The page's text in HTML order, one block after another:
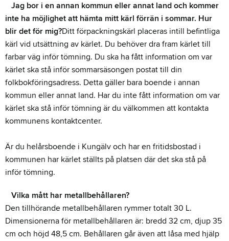
Jag bor i en annan kommun eller annat land och kommer
inte ha möjlighet att hämta mitt kärl förrän i sommar. Hur
blir det för mig?Ditt förpackningskärl placeras intill befintliga
kärl vid utsättning av kärlet. Du behöver dra fram kärlet till
farbar väg inför tömning. Du ska ha fått information om var
kärlet ska stå inför sommarsäsongen postat till din
folkbokföringsadress. Detta gäller bara boende i annan
kommun eller annat land. Har du inte fått information om var
kärlet ska stå inför tömning är du välkommen att kontakta
kommunens kontaktcenter.
Är du helårsboende i Kungälv och har en fritidsbostad i
kommunen har kärlet ställts på platsen där det ska stå på
inför tömning.
Vilka mått har metallbehållaren?
Den tillhörande metallbehållaren rymmer totalt 30 L.
Dimensionerna för metallbehållaren är: bredd 32 cm, djup 35
cm och höjd 48,5 cm. Behållaren går även att låsa med hjälp